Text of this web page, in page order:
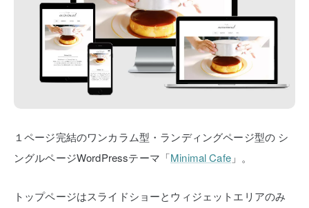
１ページ完結のワンカラム型・ランディングページ型の シ
ングルページWordPressテーマ「Minimal Cafe」。
トップページはスライドショーとウィジェットエリアのみ